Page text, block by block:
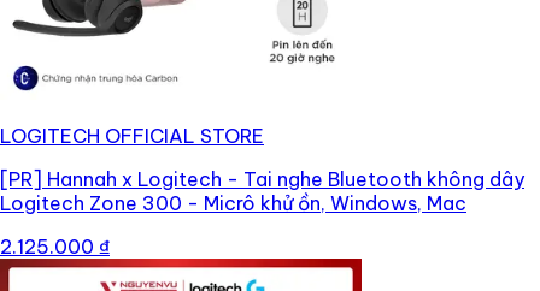
LOGITECH OFFICIAL STORE
[PR] Hannah x Logitech - Tai nghe Bluetooth không dây
Logitech Zone 300 - Micrô khử ồn, Windows, Mac
2.125.000 ₫